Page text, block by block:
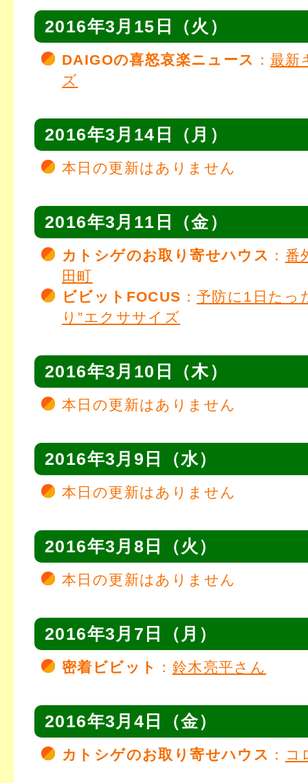
2016年3月15日（火）
DAIGOの喜怒哀楽ニュース ：最新
ズ
2016年3月14日（月）
本日の更新はありません
2016年3月11日（金）
カトシゲのお取り寄せハウス ： 番
田町
ビビットFOCUS ：予防に1日た
り”エクササイズ
2016年3月10日（木）
本日の更新はありません
2016年3月9日（水）
本日の更新はありません
2016年3月8日（火）
本日の更新はありません
2016年3月7日（月）
密着ビビット ： 鈴木亮平さん
2016年3月4日（金）
カトシゲのお取り寄せハウス ： コ